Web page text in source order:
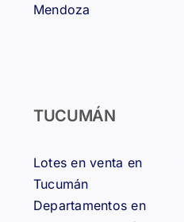
Mendoza
TUCUMÁN
Lotes en venta en
Tucumán
Departamentos en